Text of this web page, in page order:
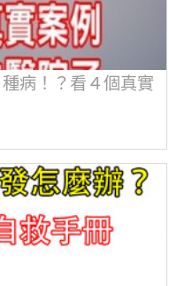
病！？看４個真實